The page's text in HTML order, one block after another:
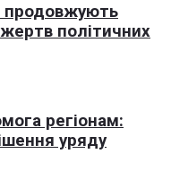
продовжують
політичних
регіонам:
уряду